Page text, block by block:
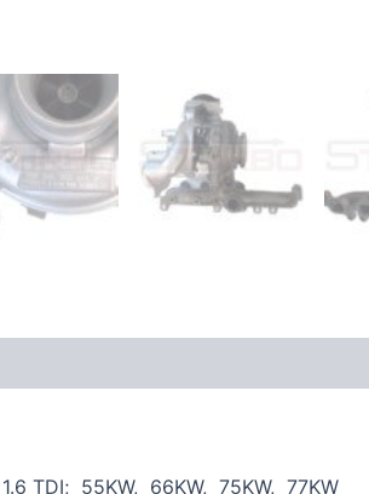
TDI; 55KW, 66KW, 75KW, 77KW